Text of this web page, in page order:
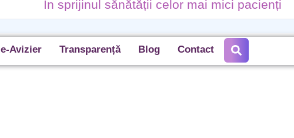
În sprijinul sănătății celor mai mici pacienți
e-Avizier Transparență Blog Contact